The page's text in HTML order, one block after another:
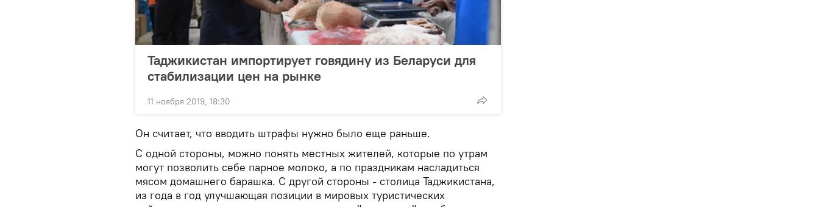
Таджикистан импортирует говядину из Беларуси для
стабилизации цен на рынке
11 ноября 2019, 18:30
Он считает, что вводить штрафы нужно было еще раньше.
С одной стороны, можно понять местных жителей, которые по утрам
могут позволить себе парное молоко, а по праздникам насладиться
мясом домашнего барашка. С другой стороны - столица Таджикистана,
из года в год улучшающая позиции в мировых туристических